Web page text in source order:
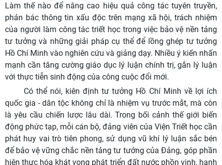
Làm thế nào để nâng cao hiệu quả công tác tuyên truyền,
phản bác thông tin xấu độc trên mạng xã hội, trách nhiệm
của người làm công tác triết học trong việc bảo vệ nền tảng
tư tưởng và những giải pháp cụ thể để lồng ghép tư tưởng
Hồ Chí Minh vào nghiên cứu và giảng dạy. Nhiều ý kiến nhấn
mạnh cần tăng cường giáo dục lý luận chính trị, gắn lý luận
với thực tiễn sinh động của công cuộc đổi mới.
Có thể nói, kiên định tư tưởng Hồ Chí Minh về lợi ích
quốc gia - dân tộc không chỉ là nhiệm vụ trước mắt, mà còn
là yêu cầu chiến lược lâu dài. Trong bối cảnh thế giới biến
động phức tạp, mỗi cán bộ, đảng viên của Viện Triết học cần
phát huy vai trò tiên phong, sử dụng vũ khí lý luận sắc bén
để bảo vệ vững chắc nền tảng tư tưởng của Đảng, góp phần
hiện thực hóa khát vọng phát triển đất nước phồn vinh, hạnh